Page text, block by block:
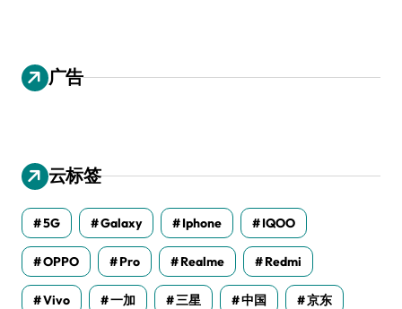
广告
云标签
5G Galaxy Iphone IQOO
OPPO Pro Realme Redmi
Vivo 一加 三星 中国 京东